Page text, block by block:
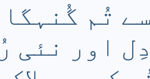
تُم
اور نئی